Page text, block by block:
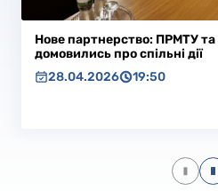
Нове партнерство: ПРМТУ
домовились про спільні дії
28.04.2026
19:50